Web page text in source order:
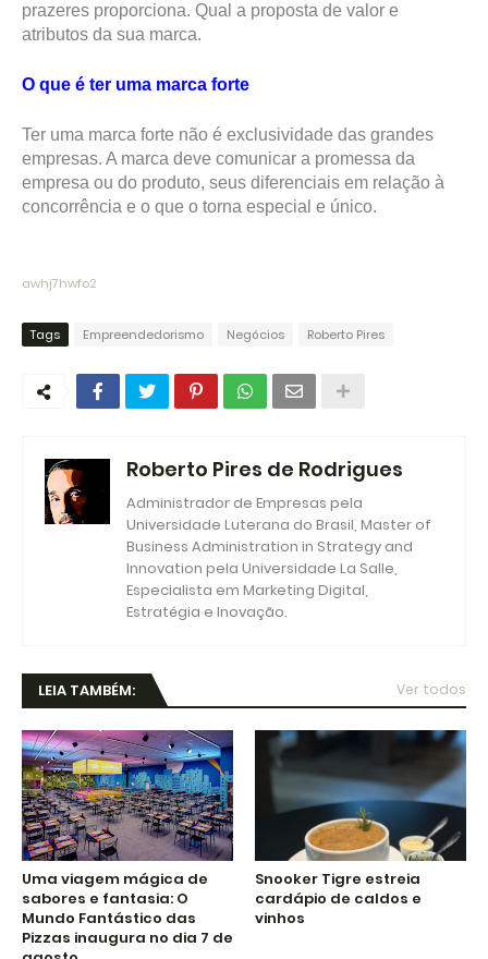
prazeres proporciona. Qual a proposta de valor e
atributos da sua marca.
O que é ter uma marca forte
Ter uma marca forte não é exclusividade das grandes
empresas. A marca deve comunicar a promessa da
empresa ou do produto, seus diferenciais em relação à
concorrência e o que o torna especial e único.
awhj7hwfo2
Tags Empreendedorismo Negócios Roberto Pires
Roberto Pires de Rodrigues
Administrador de Empresas pela
Universidade Luterana do Brasil, Master of
Business Administration in Strategy and
Innovation pela Universidade La Salle,
Especialista em Marketing Digital,
Estratégia e Inovação.
LEIA TAMBÉM: Ver todos
Uma viagem mágica de
sabores e fantasia: O
Mundo Fantástico das
Pizzas inaugura no dia 7 de
Snooker Tigre estreia
cardápio de caldos e
vinhos